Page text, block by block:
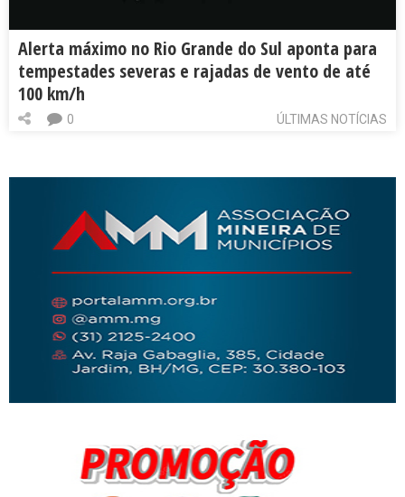
Alerta máximo no Rio Grande do Sul aponta para
tempestades severas e rajadas de vento de até
100 km/h
ÚLTIMAS NOTÍCIAS
0